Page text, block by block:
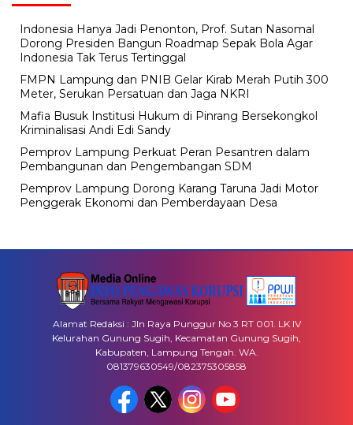
Indonesia Hanya Jadi Penonton, Prof. Sutan Nasomal
Dorong Presiden Bangun Roadmap Sepak Bola Agar
Indonesia Tak Terus Tertinggal
FMPN Lampung dan PNIB Gelar Kirab Merah Putih 300
Meter, Serukan Persatuan dan Jaga NKRI
Mafia Busuk Institusi Hukum di Pinrang Bersekongkol
Kriminalisasi Andi Edi Sandy
Pemprov Lampung Perkuat Peran Pesantren dalam
Pembangunan dan Pengembangan SDM
Pemprov Lampung Dorong Karang Taruna Jadi Motor
Penggerak Ekonomi dan Pemberdayaan Desa
Alamat Redaksi : Jln Raya Punggur No 3 RT 001. LK IV
Kelurahan Gunung Sugih, Kecamatan Gunung Sugih,
Kabupaten, Lampung Tengah. WA.
081379630549/082375305858